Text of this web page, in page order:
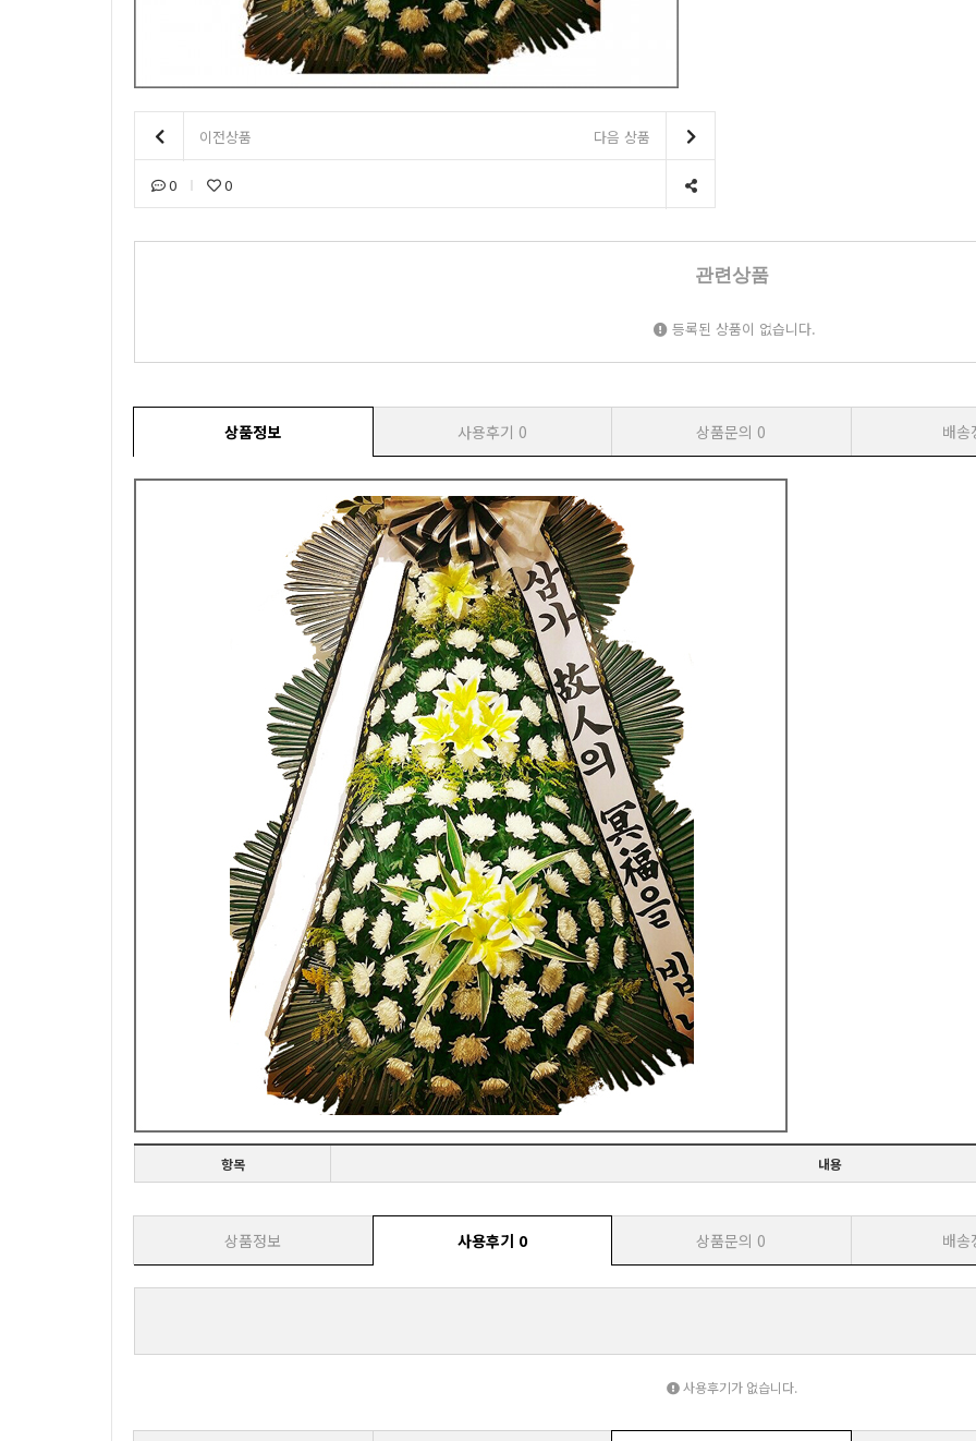
이전상품 다음 상품
0 0
관련상품
등록된 상품이 없습니다.
상품정보 사용후기 0 상품문의 0 배송
항목 내용
상품정보 사용후기 0 상품문의 0 배송
사용후기가 없습니다.